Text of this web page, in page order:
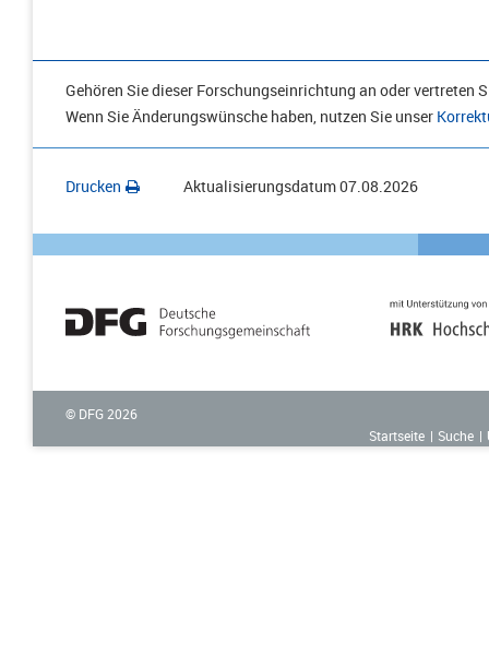
Gehören Sie dieser Forschungseinrichtung an oder vertreten
Wenn Sie Änderungswünsche haben, nutzen Sie unser
Drucken Aktualisierungsdatum07.08.2026
© DFG 2026
Startseite
Suche